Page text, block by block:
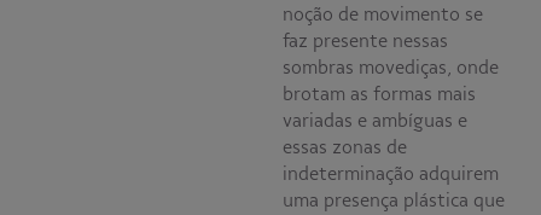
noção de movimento se
faz presente nessas
sombras movediças, onde
brotam as formas mais
variadas e ambíguas e
essas zonas de
indeterminação adquirem
uma presença plástica que